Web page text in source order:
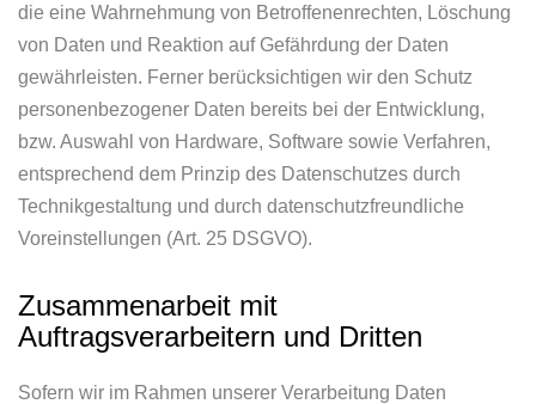
die eine Wahrnehmung von Betroffenenrechten, Löschung
von Daten und Reaktion auf Gefährdung der Daten
gewährleisten. Ferner berücksichtigen wir den Schutz
personenbezogener Daten bereits bei der Entwicklung,
bzw. Auswahl von Hardware, Software sowie Verfahren,
entsprechend dem Prinzip des Datenschutzes durch
Technikgestaltung und durch datenschutzfreundliche
Voreinstellungen (Art. 25 DSGVO).
Zusammenarbeit mit
Auftragsverarbeitern und Dritten
Sofern wir im Rahmen unserer Verarbeitung Daten